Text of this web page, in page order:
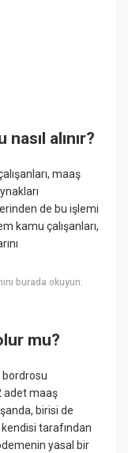
alınır?
maaş
de bu işlemi
kamu çalışanları,
burada okuyun:
mu?
bordrosu
adet maaş
birisi de
tarafından
yasal bir